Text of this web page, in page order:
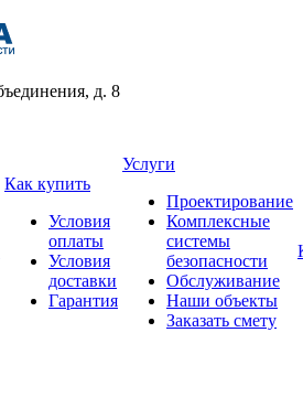
д. 8
Как купить
Условия
оплаты
Условия
доставки
Гарантия
Услуги
Проектирование
Комплексные
системы
безопасности
Обслуживание
Наши объекты
Заказать смету